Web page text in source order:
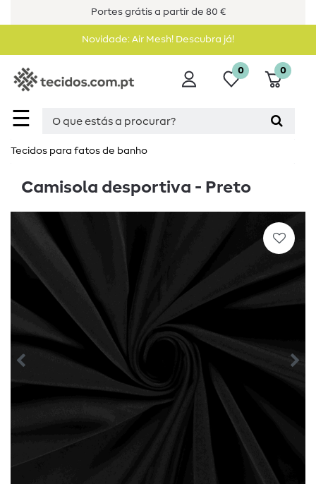
Portes grátis a partir de 80 €
Novidade: Air Mesh! Descubra já!
☰
0 0
Tecidos para fatos de banho
Camisola desportiva - Preto